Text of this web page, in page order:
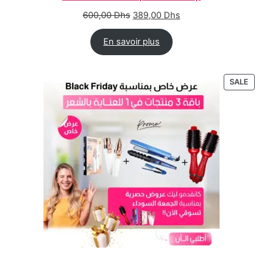
600,00Dhs 389,00 Dhs
En savoir plus
SALE